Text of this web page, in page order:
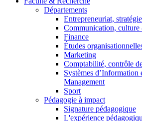
Départements
Entrepreneuriat,
Communication, culture
Finance
Études
Marketing
Comptabilité, contrôle
Systèmes
Management
Sport
Pédagogie à impact
Signature pédagogique
L'expérience